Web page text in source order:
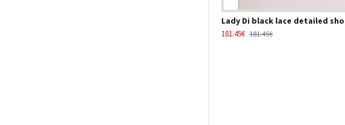
Lady Di black lace detailed
181.45€ 181.45€